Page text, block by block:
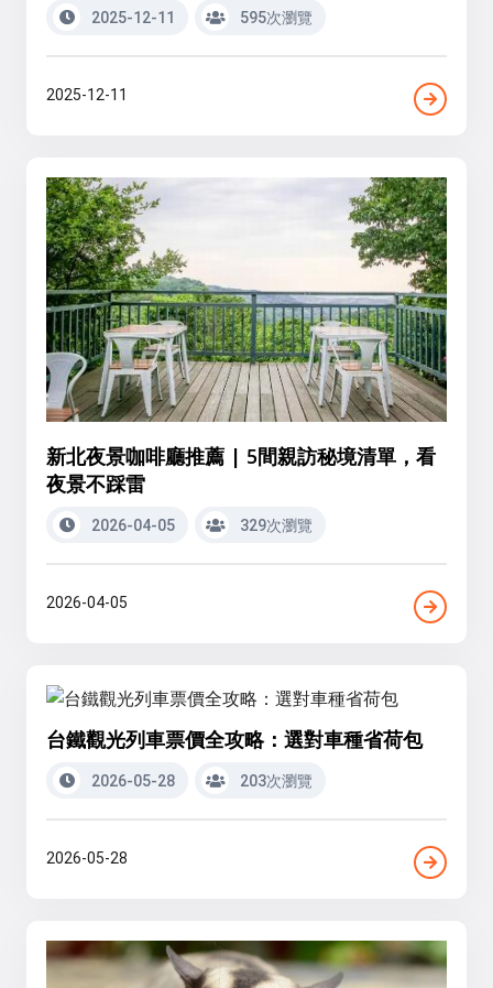
2025-12-11 595次瀏覽
2025-12-11
新北夜景咖啡廳推薦 | 5間親訪秘境清單，看
夜景不踩雷
2026-04-05 329次瀏覽
2026-04-05
台鐵觀光列車票價全攻略：選對車種省荷包
2026-05-28 203次瀏覽
2026-05-28